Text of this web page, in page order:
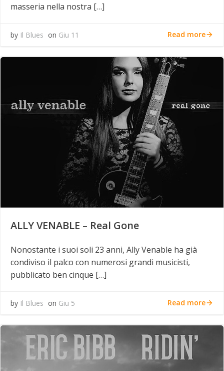
masseria nella nostra […]
by Il Blues on Giu 11 Read more
ALLY VENABLE – Real Gone
Nonostante i suoi soli 23 anni, Ally Venable ha già
condiviso il palco con numerosi grandi musicisti,
pubblicato ben cinque […]
by Il Blues on Giu 5 Read more